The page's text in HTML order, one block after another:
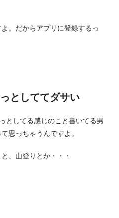
。だからアプリに登録するっ
としててダサい
としてる感じのこと書いてる男
思っちゃうんですよ。
、山登りとか・・・